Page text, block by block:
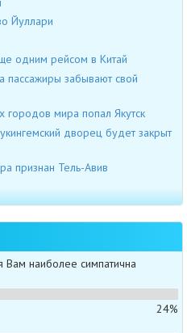
Йуллари
одним рейсом в Китай
пассажиры забывают свой
городов мира попал Якутск
дворец будет закрыт
признан Тель-Авив
Вам наиболее симпатична
24%